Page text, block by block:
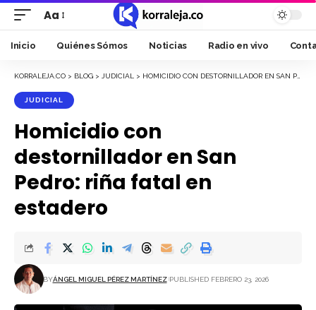
Font
Resizer
Aa
Inicio Quiénes Sómos Noticias Radio en vivo
KORRALEJA.CO > BLOG > JUDICIAL > HOMICIDIO CON DESTORNILLADOR EN SAN PEDRO: RIÑA FATAL EN ESTADERO
JUDICIAL
Homicidio con
destornillador en San
Pedro: riña fatal en
estadero
BYÁNGEL MIGUEL PÉREZ MARTÍNEZ PUBLISHED FEBRERO 23, 2026